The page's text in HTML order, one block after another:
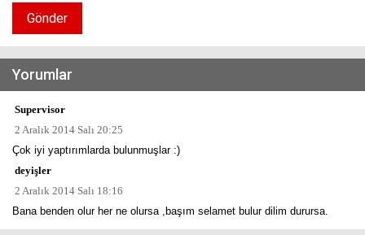
Gönder
Yorumlar
Supervisor
2 Aralık 2014 Salı 20:25
Çok iyi yaptırımlarda bulunmuşlar :)
deyişler
2 Aralık 2014 Salı 18:16
Bana benden olur her ne olursa ,başım selamet bulur dilim durursa.